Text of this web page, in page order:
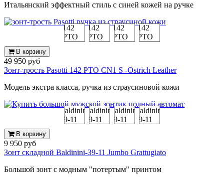
Итальянский эффектный стиль с синей кожей на ручке
В корзину
49 950 руб
Зонт-трость Pasotti 142 PTO CN1 S -Ostrich Leather
Модель экстра класса, ручка из страусиновой кожи
В корзину
9 950 руб
Зонт складной Baldinini-39-11 Jumbo Grattugiato
Большой зонт с модным "потертым" принтом